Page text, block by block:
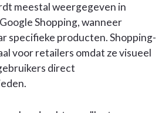
meestal weergegeven in
Shopping, wanneer
specifieke producten. Shopping-
voor retailers omdat ze visueel
direct